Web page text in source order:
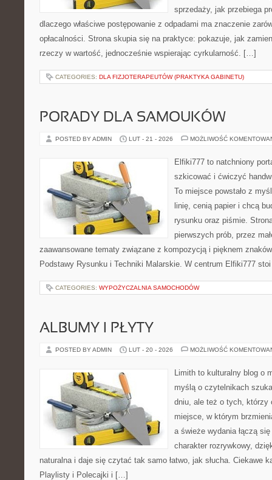
sprzedaży, jak przebiega
dlaczego właściwe postępowanie z odpadami ma znaczenie
opłacalności. Strona skupia się na praktyce: pokazuje, jak
rzeczy w wartość, jednocześnie wspierając cyrkularność. […]
CATEGORIES: DLA FIZJOTERAPEUTÓW (PRAKTYKA GABINETU)
PORADY DLA SAMOUKÓW
POSTED BY ADMIN LUT - 21 - 2026 MOŻLIWOŚĆ
Elfiki777 to natchniony
szkicować i ćwiczyć
To miejsce powstało z
linię, cenią papier i chcą
rysunku oraz piśmie.
pierwszych prób, przez
zaawansowane tematy związane z kompozycją i pięknem
Podstawy Rysunku i Techniki Malarskie. W centrum Elfiki777
CATEGORIES: WYPOŻYCZALNIA SAMOCHODÓW
ALBUMY I PŁYTY
POSTED BY ADMIN LUT - 20 - 2026 MOŻLIWOŚĆ
Limith to kulturalny blog o
myślą o czytelnikach
dniu, ale też o tych, którzy
miejsce, w którym
a świeże wydania łączą
charakter rozrywkowy,
naturalna i daje się czytać tak samo łatwo, jak słucha. Ciekawe
Playlisty i Polecajki i […]